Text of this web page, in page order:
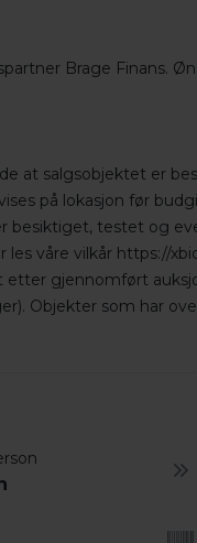
Brage Finans.
at salgsobjektet er
på lokasjon før
besiktiget, testet og
våre vilkår https://
etter gjennomført
Objekter som har